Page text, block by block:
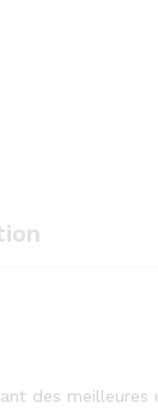
des meilleures